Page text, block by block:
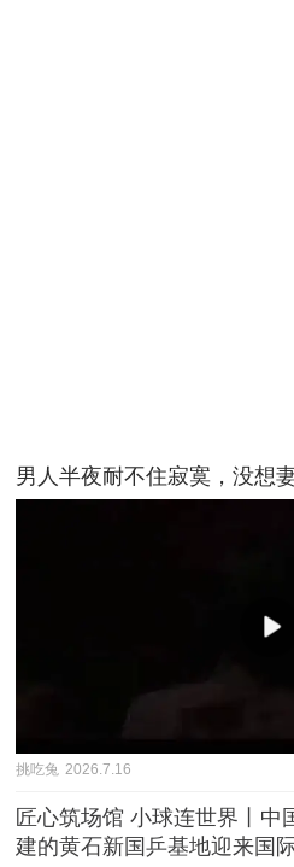
男人半夜耐不住寂寞，没想
挑吃兔 2026.7.16
匠心筑场馆 小球连世界丨中
建的黄石新国乒基地迎来国